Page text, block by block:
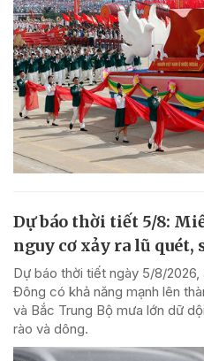
Dự báo thời tiết 5/8:
nguy cơ xảy ra lũ quét,
Dự báo thời tiết ngày 5/8/
Đông có khả năng mạnh lên
và Bắc Trung Bộ mưa lớn dữ
rào và dông.